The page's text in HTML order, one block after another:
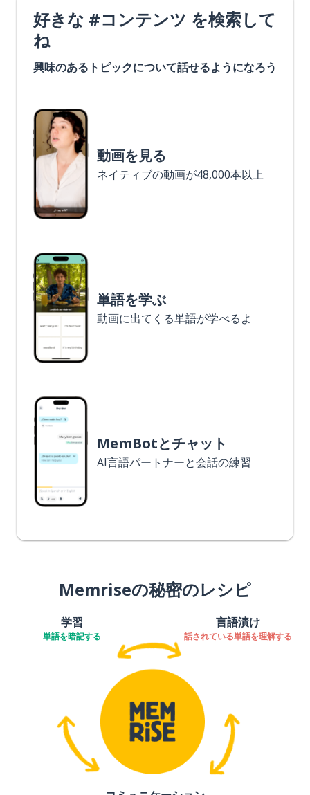
好きな #コンテンツ を検索して
ね
興味のあるトピックについて話せるようになろう
動画を見る
ネイティブの動画が48,000本以上
単語を学ぶ
動画に出てくる単語が学べるよ
MemBotとチャット
AI言語パートナーと会話の練習
Memriseの秘密のレシピ
学習
単語を暗記する
言語漬け
話されている単語を理解する